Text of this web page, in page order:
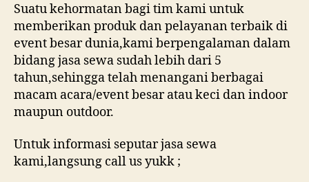
Suatu kehormatan bagi tim kami untuk
memberikan produk dan pelayanan terbaik di
event besar dunia,kami berpengalaman dalam
bidang jasa sewa sudah lebih dari 5
tahun,sehingga telah menangani berbagai
macam acara/event besar atau keci dan indoor
maupun outdoor.
Untuk informasi seputar jasa sewa
kami,langsung call us yukk ;